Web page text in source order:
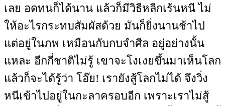
เลย อดทนก็ได้นาน แล้วก็มีวิธีหลีกเร้นหนี ไม่
ให้อะไรกระทบสัมผัสด้วย มันก็ยิ่งนานช้าไป
แต่อยู่ในภพ เหมือนกับกบจำศีล อยู่อย่างนั้น
แหละ อีกกี่ชาติไม่รู้ เขาจะโงเงยขึ้นมาเห็นโลก
แล้วก็จะได้รู้ว่า โอ๊ย! เรายังสู้โลกไม่ได้ จึงวิ่ง
หนีเข้าไปอยู่ในกะลาครอบอีก เพราะเราไม่สู้